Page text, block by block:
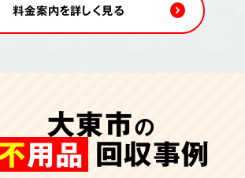
料金案内を詳しく見る
大東市の
用品 回収事例